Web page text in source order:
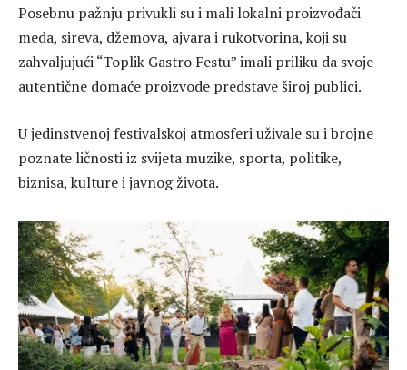
Posebnu pažnju privukli su i mali lokalni proizvođači
meda, sireva, džemova, ajvara i rukotvorina, koji su
zahvaljujući “Toplik Gastro Festu” imali priliku da svoje
autentične domaće proizvode predstave široj publici.
U jedinstvenoj festivalskoj atmosferi uživale su i brojne
poznate ličnosti iz svijeta muzike, sporta, politike,
biznisa, kulture i javnog života.